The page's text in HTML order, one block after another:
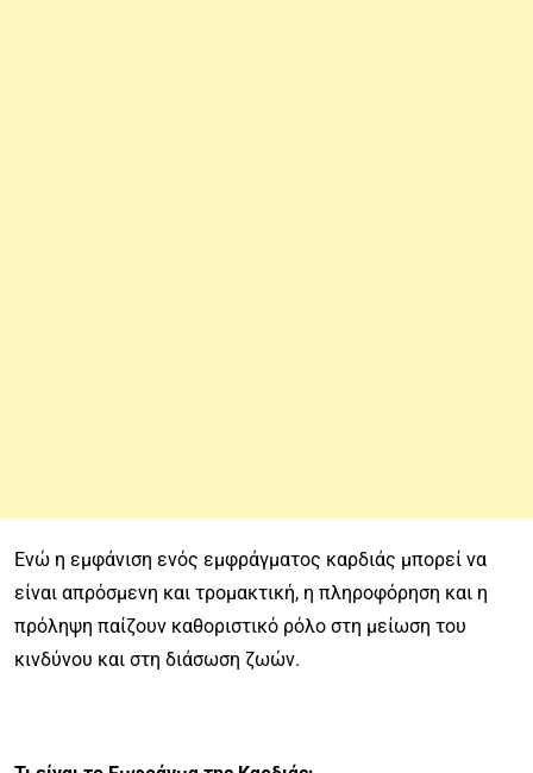
Ενώ η εμφάνιση ενός εμφράγματος καρδιάς μπορεί να
είναι απρόσμενη και τρομακτική, η πληροφόρηση και η
πρόληψη παίζουν καθοριστικό ρόλο στη μείωση του
κινδύνου και στη διάσωση ζωών.